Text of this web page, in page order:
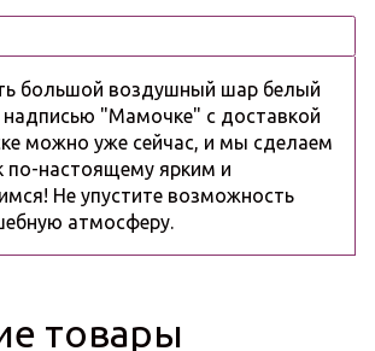
воздушный шар белый
надписью "Мамочке" с доставкой
можно уже сейчас, и мы сделаем
по-настоящему ярким и
Не упустите возможность
атмосферу.
товары